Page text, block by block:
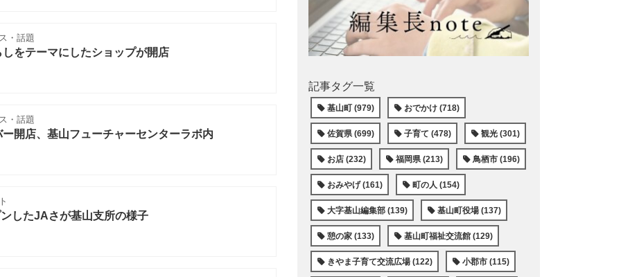
・話題
をテーマにしたショップが開店
・話題
開店、基山フューチャーセンターラボ内
したJAさが基山支所の様子
記事タグ一覧
基山町 (979) おでかけ (718)
佐賀県 (699) 子育て (478) 観光 (301)
お店 (232) 福岡県 (213) 鳥栖市 (196)
おみやげ (161) 町の人 (154)
大字基山編集部 (139) 基山町役場 (137)
憩の家 (133) 基山町福祉交流館 (129)
きやま子育て交流広場 (122) 小郡市 (115)